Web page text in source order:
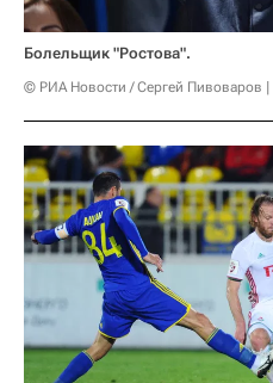
Болельщик "Ростова".
© РИА Новости / Сергей Пивоваров